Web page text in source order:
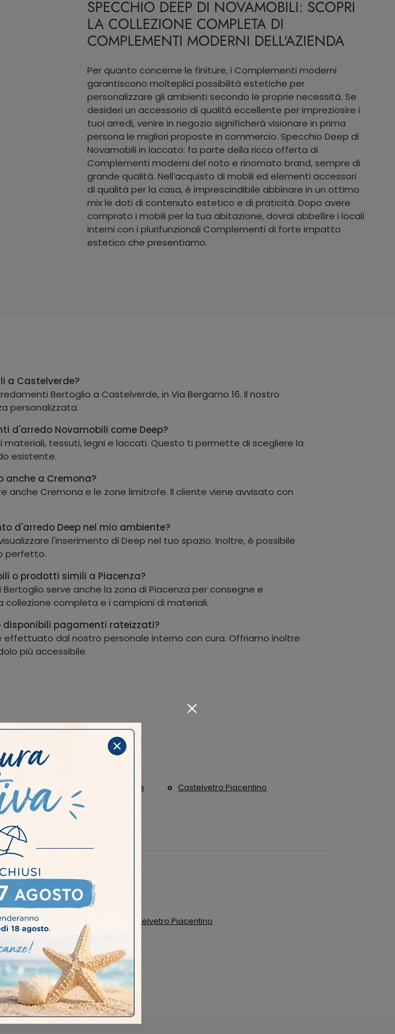
SPECCHIO DEEP DI NOVAMOBILI: SCOPRI
LA COLLEZIONE COMPLETA DI
COMPLEMENTI MODERNI DELL'AZIENDA
Per quanto concerne le finiture, i Complementi moderni
garantiscono molteplici possibilità estetiche per
personalizzare gli ambienti secondo le proprie necessità. Se
desideri un accessorio di qualità eccellente per impreziosire i
tuoi arredi, venire in negozio significherà visionare in prima
persona le migliori proposte in commercio. Specchio Deep di
Novamobili in laccato: fa parte della ricca offerta di
Complementi moderni del noto e rinomato brand, sempre di
grande qualità. Nell’acquisto di mobili ed elementi accessori
di qualità per la casa, è imprescindibile abbinare in un ottimo
mix le doti di contenuto estetico e di praticità. Dopo avere
comprato i mobili per la tua abitazione, dovrai abbellire i locali
interni con i plurifunzionali Complementi di forte impatto
estetico che presentiamo.
a Castelverde?
Bertoglio a Castelverde, in Via Bergamo 16. Il nostro
personalizzata.
d'arredo Novamobili come Deep?
tessuti, legni e laccati. Questo ti permette di scegliere la
esistente.
anche a Cremona?
anche Cremona e le zone limitrofe. Il cliente viene avvisato con
d'arredo Deep nel mio ambiente?
l'inserimento di Deep nel tuo spazio. Inoltre, è possibile
perfetto.
o prodotti simili a Piacenza?
serve anche la zona di Piacenza per consegne e
collezione completa e i campioni di materiali.
disponibili pagamenti rateizzati?
dal nostro personale interno con cura. Offriamo inoltre
più accessibile.
I più visti a :
Brescia Castelleone Castelvetro Piacentino
Cremona
Complementi Novamobili Castelvetro Piacentino
Di Specchi A Castelleone